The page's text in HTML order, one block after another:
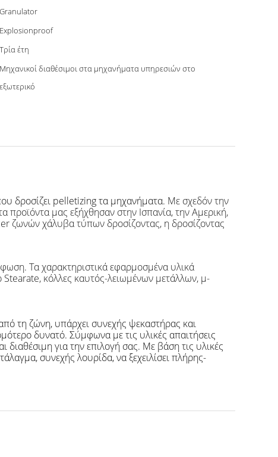
Granulator
Explosionproof
Τρία έτη
Μηχανικοί διαθέσιμοι στα μηχανήματα υπηρεσιών στο
εξωτερικό
δροσίζει pelletizing τα μηχανήματα. Με σχεδόν την
προϊόντα μας εξήχθησαν στην Ισπανία, την Αμερική,
ζωνών χάλυβα τύπων δροσίζοντας, η δροσίζοντας
Τα χαρακτηριστικά εφαρμοσμένα υλικά
Stearate, κόλλες καυτός-λειωμένων μετάλλων, μ-
τη ζώνη, υπάρχει συνεχής ψεκαστήρας και
δυνατό. Σύμφωνα με τις υλικές απαιτήσεις
διαθέσιμη για την επιλογή σας. Με βάση τις υλικές
συνεχής λουρίδα, να ξεχειλίσει πλήρης-